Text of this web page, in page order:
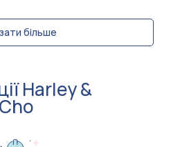
більше
Harley &
Cho